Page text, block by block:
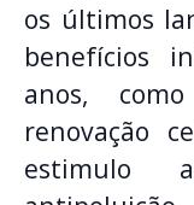
os últimos
benefícios
anos,
renovação
estimulo